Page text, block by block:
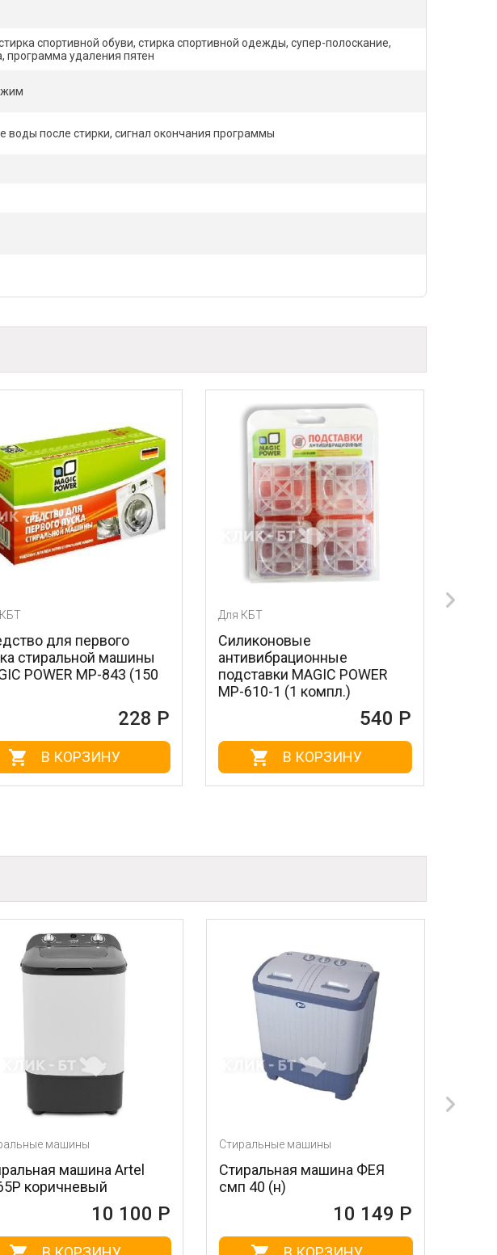
спортивной обуви, стирка спортивной одежды, супер-полоскание,
программа удаления пятен
после стирки, сигнал окончания программы
Силиконовые
антивибрационные
подставки MAGIC POWER
540 Р
В КОРЗИНУ
Силиконовые
антивибрационные
подставки BON BN-610-1 (1
компл.)
588 Р
В КОРЗИНУ
Стиральные машины
Стиральная машина ФЕЯ
смп 40 (н)
10 149 Р
Стиральные машины
Стиральная машина
БЕЛОСНЕЖКА XR800B
10 235 Р